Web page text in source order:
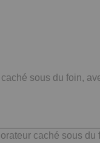
sous du foin,